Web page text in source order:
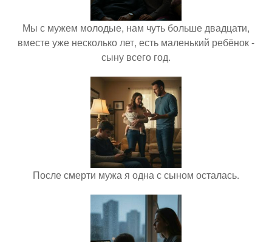
Мы с мужем молодые, нам чуть больше двадцати,
вместе уже несколько лет, есть маленький ребёнок -
сыну всего год.
После смерти мужа я одна с сыном осталась.